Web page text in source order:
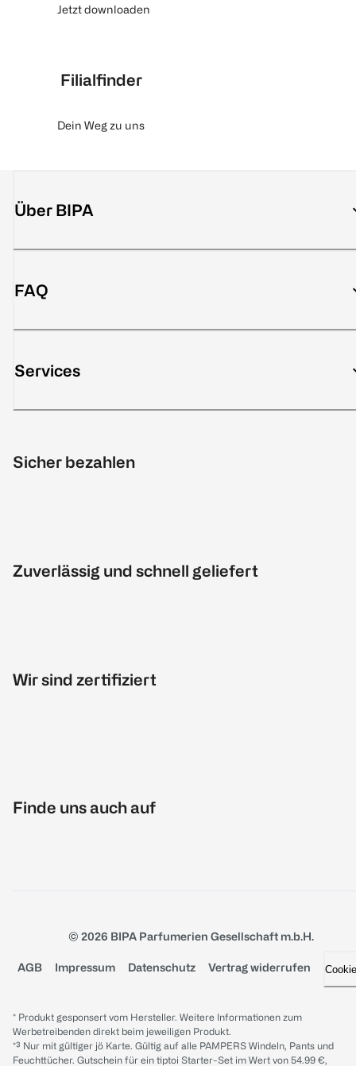
Jetzt downloaden
Filialfinder
Dein Weg zu uns
Über BIPA
FAQ
Services
Sicher bezahlen
Zuverlässig und schnell geliefert
Wir sind zertifiziert
Finde uns auch auf
© 2026 BIPA Parfumerien Gesellschaft m.b.H.
AGB Impressum Datenschutz Vertrag widerrufen
* Produkt gesponsert vom Hersteller. Weitere Informationen zum
Werbetreibenden direkt beim jeweiligen Produkt.
*³ Nur mit gültiger jö Karte. Gültig auf alle PAMPERS Windeln, Pants und
Feuchttücher. Gutschein für ein tiptoi Starter-Set im Wert von 54.99 €,